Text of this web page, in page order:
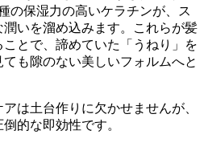
の保湿力の高いケラチンが、ス
いを溜め込みます。これらが髪
とで、諦めていた「うねり」を
も隙のない美しいフォルムへと
は土台作りに欠かせませんが、
的な即効性です。